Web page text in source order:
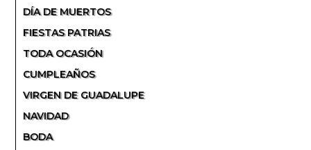
DÍA DE MUERTOS
FIESTAS PATRIAS
TODA OCASIÓN
CUMPLEAÑOS
VIRGEN DE GUADALUPE
NAVIDAD
BODA